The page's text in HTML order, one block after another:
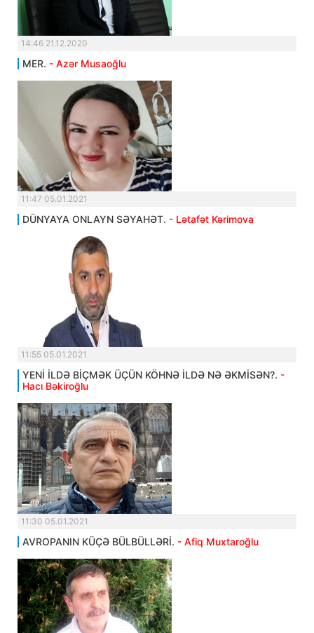
14:46 21.12.2020
MER. - Azər Musaoğlu
11:47 05.01.2021
DÜNYAYA ONLAYN SƏYAHƏT. - Lətafət Kərimova
11:55 05.01.2021
YENİ İLDƏ BİÇMƏK ÜÇÜN KÖHNƏ İLDƏ NƏ ƏKMİSƏN?. -
Hacı Bəkiroğlu
11:30 05.01.2021
AVROPANIN KÜÇƏ BÜLBÜLLƏRİ. - Afiq Muxtaroğlu